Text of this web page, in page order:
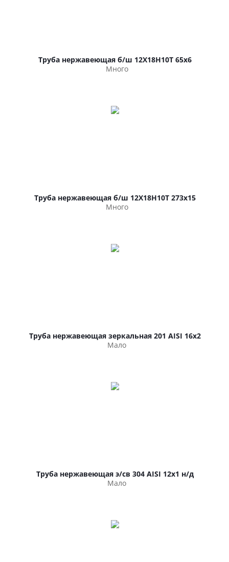
Труба нержавеющая б/ш 12Х18Н10Т 65х6
Много
Труба нержавеющая б/ш 12Х18Н10Т 273х15
Много
Труба нержавеющая зеркальная 201 AISI 16х2
Мало
Труба нержавеющая э/св 304 AISI 12х1 н/д
Мало